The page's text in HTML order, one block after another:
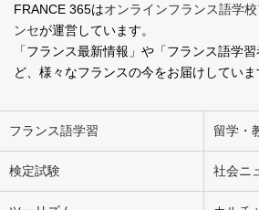
FRANCE 365はオンラインフランス語学
ンセが運営しています。
「フランス最新情報」や「フランス語学
ど、様々なフランスの今をお届けしていま
フランス語学習 留学・
検定試験 社会ニ